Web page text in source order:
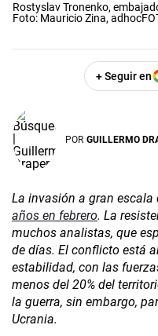
Rostyslav Tronenko,
Foto: Mauricio Zina,
+ Seguir en
POR GUILLERMO
La invasión a gran escala
años en febrero. La
muchos analistas, que
de días. El conflicto está
estabilidad, con las
menos del 20% del
la guerra, sin embargo,
Ucrania.